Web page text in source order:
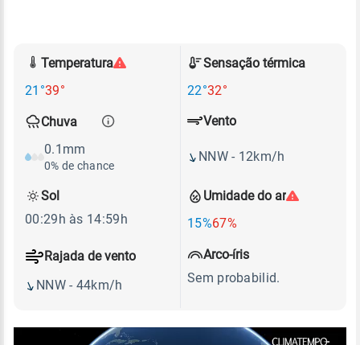
Temperatura
21°39°
Sensação térmica
22°32°
Chuva
0.1mm
0% de chance
Umidade do ar
15%67%
Vento
NNW - 12km/h
Rajada de vento
NNW - 44km/h
Sol
00:29h às 14:59h
Arco-íris
Sem probabilid.